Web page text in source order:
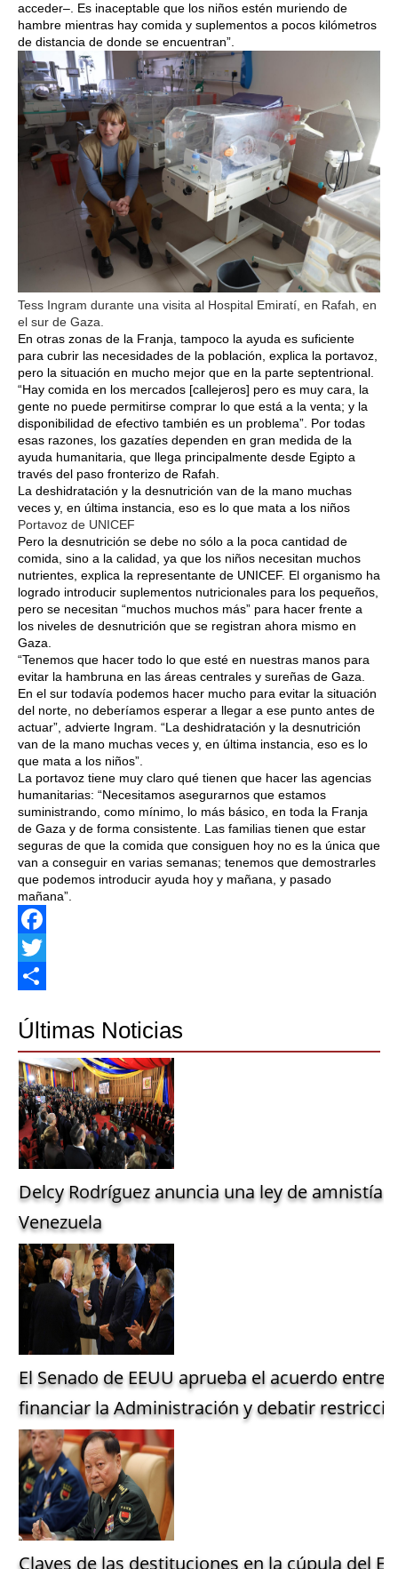
acceder–. Es inaceptable que los niños estén muriendo de
hambre mientras hay comida y suplementos a pocos kilómetros
de distancia de donde se encuentran”.
Tess Ingram durante una visita al Hospital Emiratí, en Rafah, en
el sur de Gaza.
En otras zonas de la Franja, tampoco la ayuda es suficiente
para cubrir las necesidades de la población, explica la portavoz,
pero la situación en mucho mejor que en la parte septentrional.
“Hay comida en los mercados [callejeros] pero es muy cara, la
gente no puede permitirse comprar lo que está a la venta; y la
disponibilidad de efectivo también es un problema”. Por todas
esas razones, los gazatíes dependen en gran medida de la
ayuda humanitaria, que llega principalmente desde Egipto a
través del paso fronterizo de Rafah.
La deshidratación y la desnutrición van de la mano muchas
veces y, en última instancia, eso es lo que mata a los niños
Portavoz de UNICEF
Pero la desnutrición se debe no sólo a la poca cantidad de
comida, sino a la calidad, ya que los niños necesitan muchos
nutrientes, explica la representante de UNICEF. El organismo ha
logrado introducir suplementos nutricionales para los pequeños,
pero se necesitan “muchos muchos más” para hacer frente a
los niveles de desnutrición que se registran ahora mismo en
Gaza.
“Tenemos que hacer todo lo que esté en nuestras manos para
evitar la hambruna en las áreas centrales y sureñas de Gaza.
En el sur todavía podemos hacer mucho para evitar la situación
del norte, no deberíamos esperar a llegar a ese punto antes de
actuar”, advierte Ingram. “La deshidratación y la desnutrición
van de la mano muchas veces y, en última instancia, eso es lo
que mata a los niños”.
La portavoz tiene muy claro qué tienen que hacer las agencias
humanitarias: “Necesitamos asegurarnos que estamos
suministrando, como mínimo, lo más básico, en toda la Franja
de Gaza y de forma consistente. Las familias tienen que estar
seguras de que la comida que consiguen hoy no es la única que
van a conseguir en varias semanas; tenemos que demostrarles
que podemos introducir ayuda hoy y mañana, y pasado
mañana”.
Facebook
Twitter
Últimas Noticias
Delcy Rodríguez anuncia una ley de amnistía
Venezuela
El Senado de EEUU aprueba el acuerdo entre
financiar la Administración y debatir
Claves de las destituciones en la cúpula del